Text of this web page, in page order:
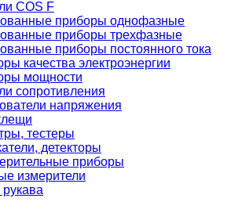
COS F
приборы однофазные
приборы трехфазные
приборы постоянного тока
качества электроэнергии
мощности
сопротивления
напряжения
тестеры
детекторы
приборы
измерители